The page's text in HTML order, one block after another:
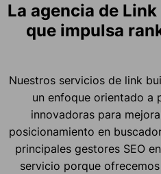
La agencia de
que impulsa
Nuestros servicios de link
un enfoque orientado a
innovadoras para
posicionamiento en
principales gestores SEO
servicio porque